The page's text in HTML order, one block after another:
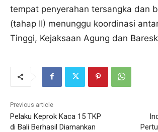
tempat penyerahan tersangka dan
(tahap II) menunggu koordinasi
Tinggi, Kejaksaan Agung dan
Previous article
Pelaku Keprok Kaca 15 TKP
di Bali Berhasil Diamankan